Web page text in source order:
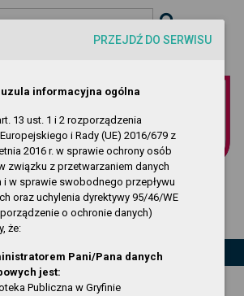
Publicznej
w Gryfinie
PRZEJDŹ DO SERWISU
informacyjna ogólna
13 ust. 1 i 2 rozporządzenia
i Rady (UE) 2016/679 z
2016 r. w sprawie ochrony osób
związku z przetwarzaniem danych
w sprawie swobodnego przepływu
oraz uchylenia dyrektywy 95/46/WE
o ochronie danych)
że:
Pani/Pana danych
jest:
Publiczna w Gryfinie